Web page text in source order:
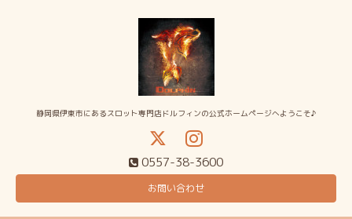
静岡県伊東市にあるスロット専門店ドルフィンの公式ホームページへようこそ♪
0557-38-3600
お問い合わせ